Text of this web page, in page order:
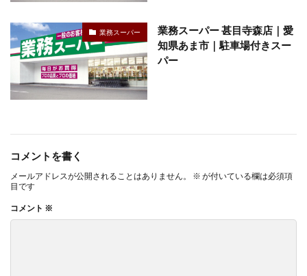
業務スーパー
業務スーパー 甚目寺森店｜愛
知県あま市｜駐車場付きスー
パー
コメントを書く
メールアドレスが公開されることはありません。 ※ が付いている欄は必須項
目です
コメント ※